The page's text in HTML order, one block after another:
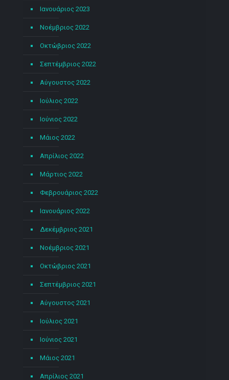
Ιανουάριος 2023
Νοέμβριος 2022
Οκτώβριος 2022
Σεπτέμβριος 2022
Αύγουστος 2022
Ιούλιος 2022
Ιούνιος 2022
Μάιος 2022
Απρίλιος 2022
Μάρτιος 2022
Φεβρουάριος 2022
Ιανουάριος 2022
Δεκέμβριος 2021
Νοέμβριος 2021
Οκτώβριος 2021
Σεπτέμβριος 2021
Αύγουστος 2021
Ιούλιος 2021
Ιούνιος 2021
Μάιος 2021
Απρίλιος 2021